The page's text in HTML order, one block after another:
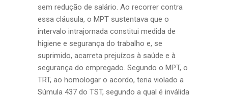
sem redução de salário. Ao recorrer contra
essa cláusula, o MPT sustentava que o
intervalo intrajornada constitui medida de
higiene e segurança do trabalho e, se
suprimido, acarreta prejuízos à saúde e à
segurança do empregado. Segundo o MPT, o
TRT, ao homologar o acordo, teria violado a
Súmula 437 do TST, segundo a qual é inválida